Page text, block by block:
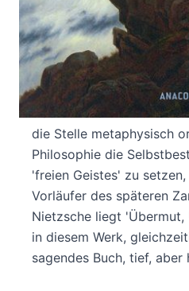
'Gott ist tot!' Dieser Satz
Meisterwerk 'Die
bis heute in den Köpfen
aus seiner mittleren
darum ging, in der
traditionelle Wertformen
die Stelle metaphysisch
Philosophie die
'freien Geistes' zu
Vorläufer des späteren
Nietzsche liegt 'Übermut,
in diesem Werk,
sagendes Buch, tief, aber